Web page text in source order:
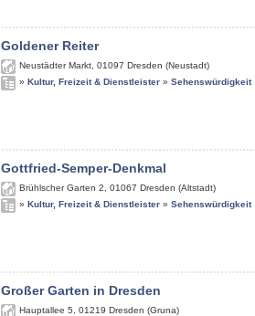
Goldener Reiter
Neustädter Markt 01097 Dresden (Neustadt)
» Kultur, Freizeit & Dienstleister » Sehenswürdigkeit
Gottfried-Semper-Denkmal
Brühlscher Garten 2 01067 Dresden (Altstadt)
» Kultur, Freizeit & Dienstleister » Sehenswürdigkeit
Großer Garten in Dresden
Hauptallee 5 01219 Dresden (Gruna)